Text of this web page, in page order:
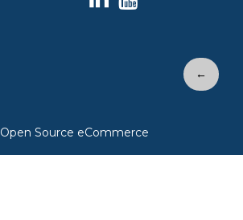
←
Open Source eCommerce